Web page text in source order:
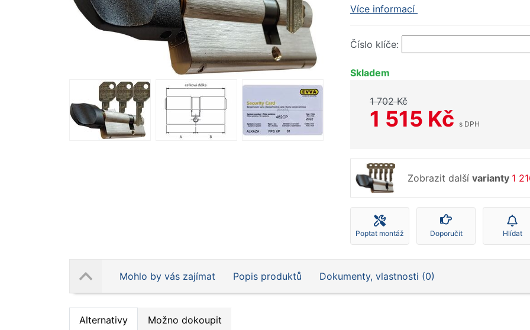
Více informací
Číslo klíče:
Skladem
1 702 Kč
1 515 Kč s DPH
Zobrazit další varianty 1
Poptat montáž Doporučit Hlídat
Mohlo by vás zajímat Popis produktů Dokumenty, vlastnosti (0)
Alternativy Možno dokoupit